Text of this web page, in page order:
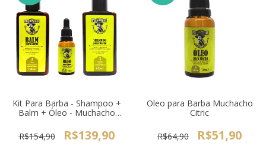
Kit Para Barba - Shampoo +
Balm + Óleo - Muchacho
R$154,90
R$139,90
Oleo para Barba Muchacho
Citric
R$64,90 R$51,90